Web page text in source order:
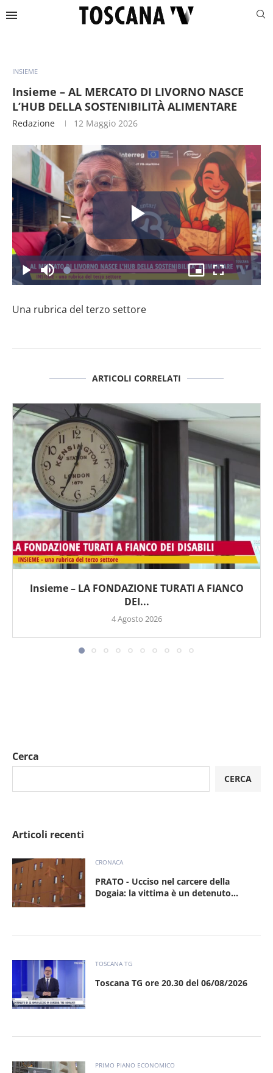
INSIEME
Insieme – AL MERCATO DI LIVORNO NASCE
L’HUB DELLA SOSTENIBILITÀ ALIMENTARE
Redazione 12 Maggio 2026
il
video
PlayDisattiva
l’audio
Caricato:
3.02%
Picture-
in-
Schermo
intero
Una rubrica del terzo settore
ARTICOLI CORRELATI
Insieme – LA FONDAZIONE TURATI A FIANCO
DEI...
4 Agosto 2026
Cerca
CERCA
Articoli recenti
CRONACA
PRATO - Ucciso nel carcere della
Dogaia: la vittima è un detenuto...
TOSCANA TG
Toscana TG ore 20.30 del 06/08/2026
PRIMO PIANO ECONOMICO